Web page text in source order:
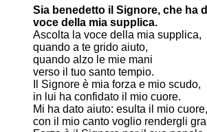
Sia benedetto il Signore, che ha
voce della mia supplica.
Ascolta la voce della mia supplica,
quando a te grido aiuto,
quando alzo le mie mani
verso il tuo santo tempio.
Il Signore è mia forza e mio scudo,
in lui ha confidato il mio cuore.
Mi ha dato aiuto: esulta il mio cuore,
con il mio canto voglio rendergli